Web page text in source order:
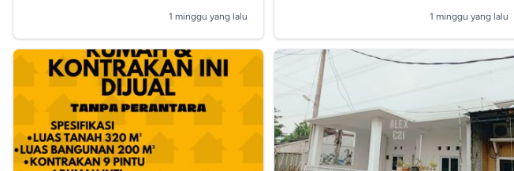
1 minggu yang lalu 1 minggu yang lalu